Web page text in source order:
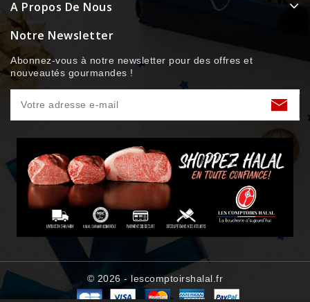
A Propos De Nous
Notre Newsletter
Abonnez-vous à notre newsletter pour des offres et
nouveautés gourmandes !
© 2026 - lescomptoirshalal.fr